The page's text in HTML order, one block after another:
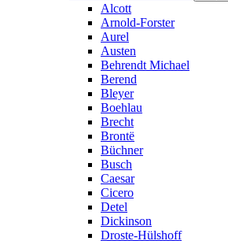
Alcott
Arnold-Forster
Aurel
Austen
Behrendt Michael
Berend
Bleyer
Boehlau
Brecht
Brontë
Büchner
Busch
Caesar
Cicero
Detel
Dickinson
Droste-Hülshoff